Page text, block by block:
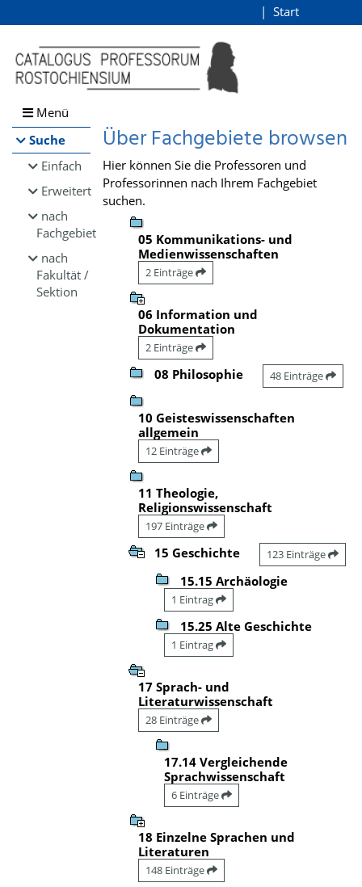
Browsen
direkt zum Inhalt
Start
Menü
Suche
Einfach
Erweitert
nach
Fachgebiet
nach
Fakultät /
Sektion
Über Fachgebiete browsen
Hier können Sie die Professoren und
Professorinnen nach Ihrem Fachgebiet
suchen.
05 Kommunikations- und
Medienwissenschaften
2 Einträge
06 Information und
Dokumentation
2 Einträge
08 Philosophie 48 Einträge
10 Geisteswissenschaften
allgemein
12 Einträge
11 Theologie,
Religionswissenschaft
197 Einträge
15 Geschichte 123 Einträge
15.15 Archäologie
1 Eintrag
15.25 Alte Geschichte
1 Eintrag
17 Sprach- und
Literaturwissenschaft
28 Einträge
17.14 Vergleichende
Sprachwissenschaft
6 Einträge
18 Einzelne Sprachen und
Literaturen
148 Einträge